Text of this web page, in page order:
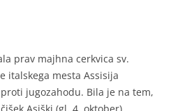
prav majhna cerkvica sv.
italskega mesta Assisija
jugozahodu. Bila je na tem,